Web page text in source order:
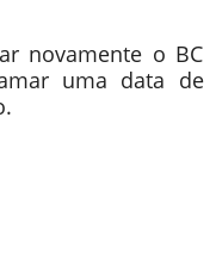
novamente o BC
uma data de